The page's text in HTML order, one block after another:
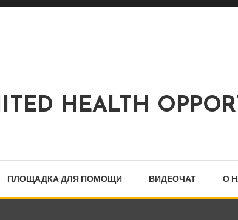
HEALTH
ПЛОЩАДКА ДЛЯ ПОМОЩИ ВИДЕОЧАТ О